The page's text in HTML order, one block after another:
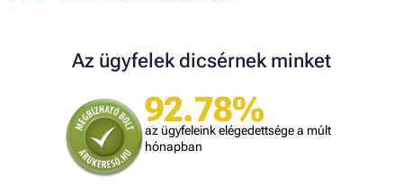
Az ügyfelek dicsérnek minket
92.78%
az ügyfeleink elégedettsége a múlt
hónapban